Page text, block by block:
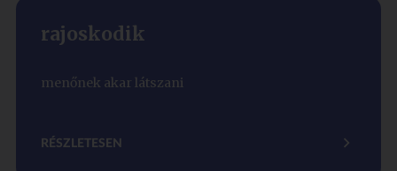
rajoskodik
menőnek akar látszani
RÉSZLETESEN